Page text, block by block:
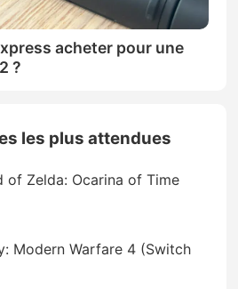
acheter pour une
?
les plus attendues
of Zelda: Ocarina of Time
Modern Warfare 4 (Switch